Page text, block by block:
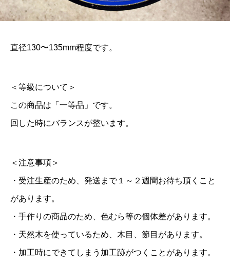
直径130〜135mm程度です。
＜等級について＞
この商品は「一等品」です。
回した時にバランスが整います。
＜注意事項＞
・受注生産のため、発送まで１～２週間お待ち頂くこと
があります。
・手作りの商品のため、色むら等の個体差があります。
・天然木を使っているため、木目、節目があります。
・加工時にできてしまう加工跡がつくことがあります。